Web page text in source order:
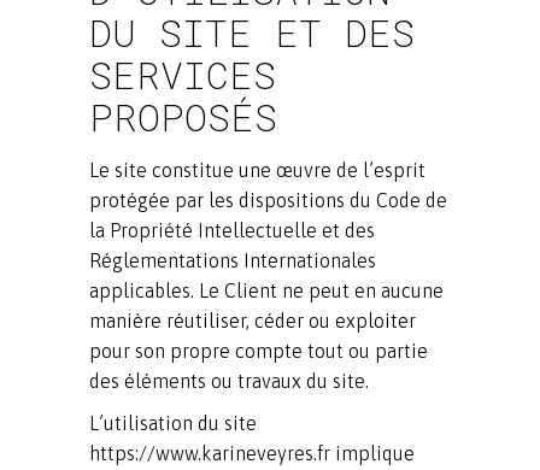
DU SITE ET DES
SERVICES
PROPOSÉS
Le site constitue une œuvre de l’esprit
protégée par les dispositions du Code de
la Propriété Intellectuelle et des
Réglementations Internationales
applicables. Le Client ne peut en aucune
manière réutiliser, céder ou exploiter
pour son propre compte tout ou partie
des éléments ou travaux du site.
L’utilisation du site
https://www.karineveyres.fr implique